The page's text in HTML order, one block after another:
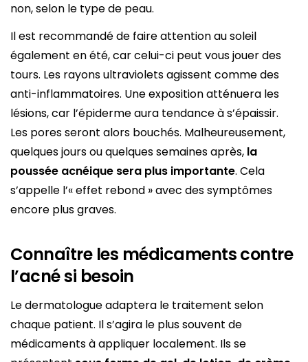
non, selon le type de peau.
Il est recommandé de faire attention au soleil
également en été, car celui-ci peut vous jouer des
tours. Les rayons ultraviolets agissent comme des
anti-inflammatoires. Une exposition atténuera les
lésions, car l’épiderme aura tendance à s’épaissir.
Les pores seront alors bouchés. Malheureusement,
quelques jours ou quelques semaines après, la
poussée acnéique sera plus importante. Cela
s’appelle l’« effet rebond » avec des symptômes
encore plus graves.
Connaître les médicaments contre
l’acné si besoin
Le dermatologue adaptera le traitement selon
chaque patient. Il s’agira le plus souvent de
médicaments à appliquer localement. Ils se